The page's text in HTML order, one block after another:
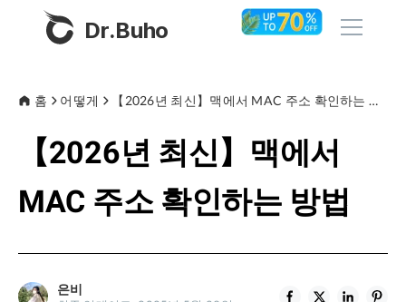
Dr.Buho
제품
BuhoCleaner
BuhoUnlocker
BuhoRepair
BuhoNTFS
스토어
홈 어떻게 【2026년 최신】맥에서 MAC 주소 확인하는 방법
【2026년 최신】맥에서
MAC 주소 확인하는 방법
은비